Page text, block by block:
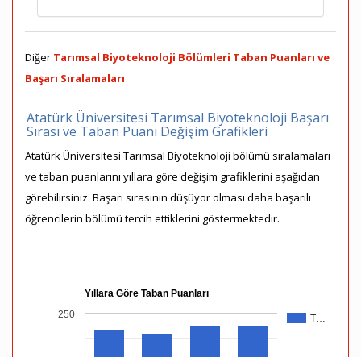
Diğer Tarımsal Biyoteknoloji Bölümleri Taban Puanları ve
Başarı Sıralamaları
Atatürk Üniversitesi Tarımsal Biyoteknoloji Başarı
Sırası ve Taban Puanı Değişim Grafikleri
Atatürk Üniversitesi Tarımsal Biyoteknoloji bölümü sıralamaları
ve taban puanlarını yıllara göre değişim grafiklerini aşağıdan
görebilirsiniz. Başarı sırasının düşüyor olması daha başarılı
öğrencilerin bölümü tercih ettiklerini göstermektedir.
Yıllara Göre Taban Puanları
T…
250